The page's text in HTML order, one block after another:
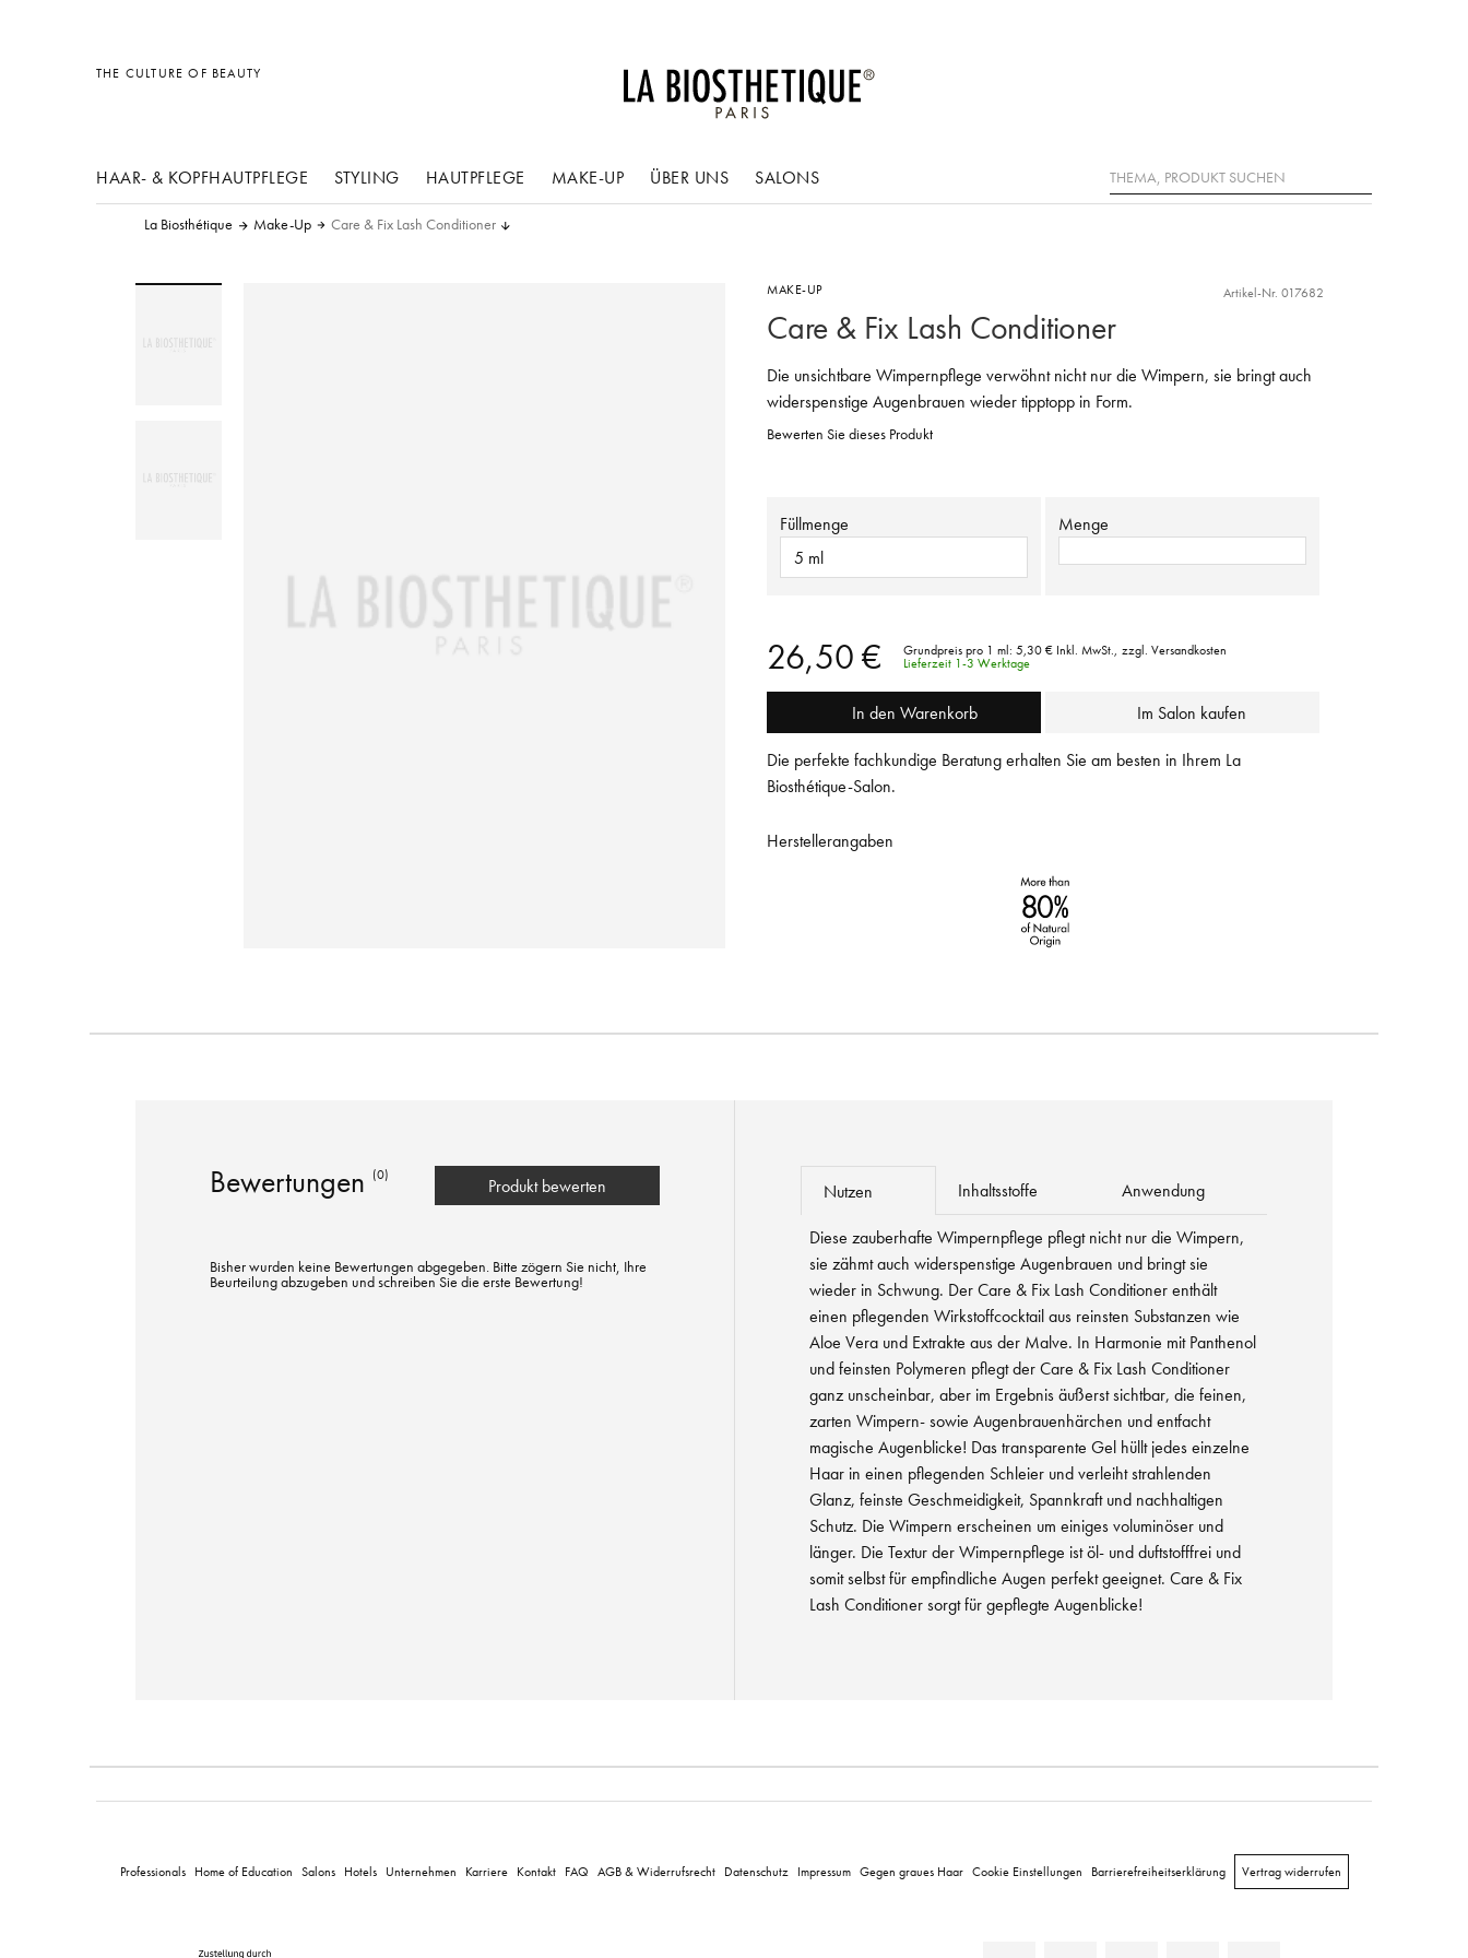
THE CULTURE OF BEAUTY
HAAR- & KOPFHAUTPFLEGE STYLING
Sonstiges
HAUTPFLEGE MAKE-UP ÜBER UNS SALONS Suche
La Biosthétique Make-Up Care & Fix Lash Conditioner
MAKE-UP Artikel-Nr. 017682
Care & Fix Lash Conditioner
Die unsichtbare Wimpernpflege verwöhnt nicht nur die Wimpern, sie bringt auch
widerspenstige Augenbrauen wieder tipptopp in Form.
Bewerten Sie dieses Produkt
Füllmenge
5 ml
Menge
26,50 € Grundpreis pro 1 ml: 5,30 € Inkl. MwSt., zzgl. Versandkosten
Lieferzeit 1-3 Werktage
In den Warenkorb Im Salon kaufen
Die perfekte fachkundige Beratung erhalten Sie am besten in Ihrem La
Biosthétique-Salon.
Herstellerangaben
Bewertungen (0)
Produkt bewerten
Bisher wurden keine Bewertungen abgegeben. Bitte zögern Sie nicht, Ihre
Beurteilung abzugeben und schreiben Sie die erste Bewertung!
Nutzen Inhaltsstoffe Anwendung
Diese zauberhafte Wimpernpflege pflegt nicht nur die Wimpern,
sie zähmt auch widerspenstige Augenbrauen und bringt sie
wieder in Schwung. Der Care & Fix Lash Conditioner enthält
einen pflegenden Wirkstoffcocktail aus reinsten Substanzen wie
Aloe Vera und Extrakte aus der Malve. In Harmonie mit Panthenol
und feinsten Polymeren pflegt der Care & Fix Lash Conditioner
ganz unscheinbar, aber im Ergebnis äußerst sichtbar, die feinen,
zarten Wimpern- sowie Augenbrauenhärchen und entfacht
magische Augenblicke! Das transparente Gel hüllt jedes einzelne
Haar in einen pflegenden Schleier und verleiht strahlenden
Glanz, feinste Geschmeidigkeit, Spannkraft und nachhaltigen
Schutz. Die Wimpern erscheinen um einiges voluminöser und
länger. Die Textur der Wimpernpflege ist öl- und duftstofffrei und
somit selbst für empfindliche Augen perfekt geeignet. Care & Fix
Lash Conditioner sorgt für gepflegte Augenblicke!
Professionals Home of Education Salons Hotels Unternehmen Karriere Kontakt FAQ AGB & Widerrufsrecht Datenschutz Impressum Gegen graues Haar Cookie Einstellungen Barrierefreiheitserklärung Vertrag widerrufen